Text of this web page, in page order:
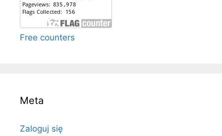
Free counters
Meta
Zaloguj się